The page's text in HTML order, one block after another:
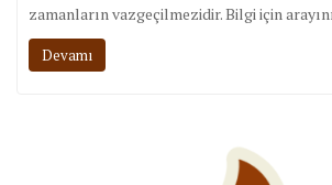
zamanların vazgeçilmezidir. Bilgi için
Devamı